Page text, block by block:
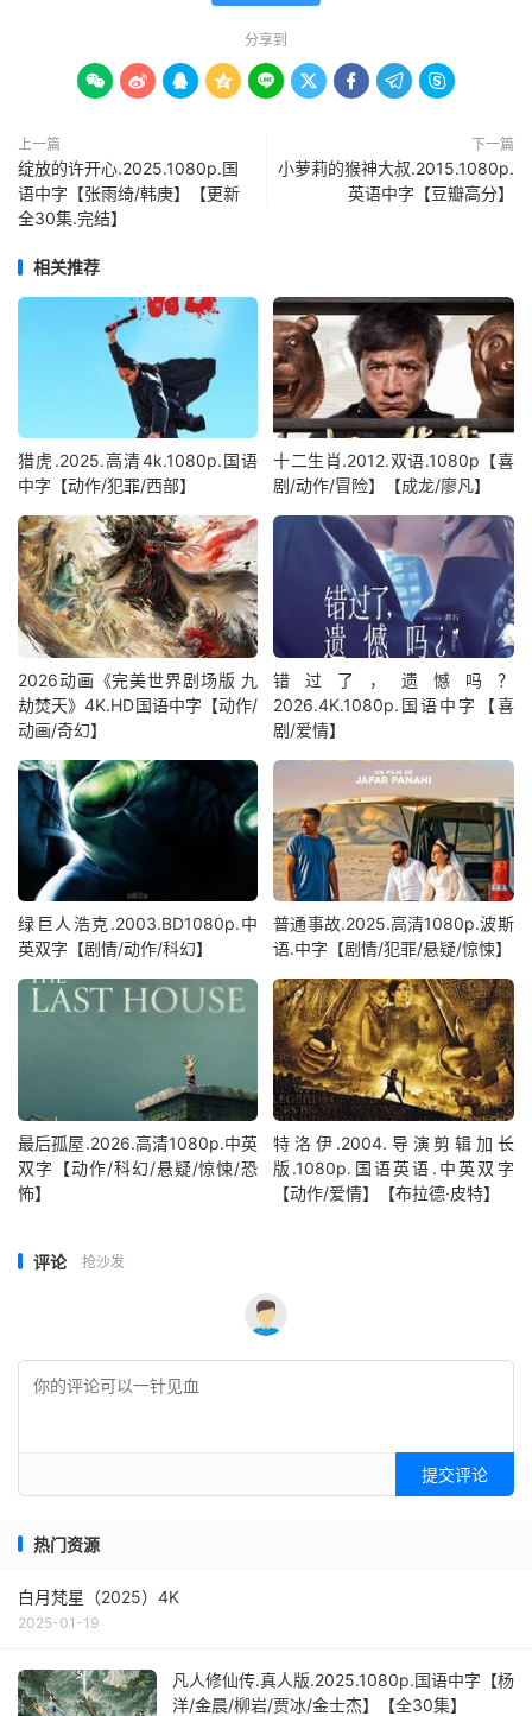
分享到
        
上一篇
绽放的许开心.2025.1080p.国
语中字【张雨绮/韩庚】【更新
全30集.完结】
下一篇
小萝莉的猴神大叔.2015.1080p.
英语中字【豆瓣高分】
相关推荐
猎虎.2025.高清4k.1080p.国语
中字【动作/犯罪/西部】
十二生肖.2012.双语.1080p【喜
剧/动作/冒险】【成龙/廖凡】
2026动画《完美世界剧场版 九
劫焚天》4K.HD国语中字【动作/
动画/奇幻】
错过了，遗憾吗？
2026.4K.1080p.国语中字【喜
剧/爱情】
绿巨人浩克.2003.BD1080p.中
英双字【剧情/动作/科幻】
普通事故.2025.高清1080p.波斯
语.中字【剧情/犯罪/悬疑/惊悚】
最后孤屋.2026.高清1080p.中英
双字【动作/科幻/悬疑/惊悚/恐
怖】
特洛伊.2004.导演剪辑加长
版.1080p.国语英语.中英双字
【动作/爱情】【布拉德·皮特】
评论 抢沙发
提交评论
热门资源
白月梵星（2025）4K
2025-01-19
凡人修仙传.真人版.2025.1080p.国语中字【杨
洋/金晨/柳岩/贾冰/金士杰】【全30集】